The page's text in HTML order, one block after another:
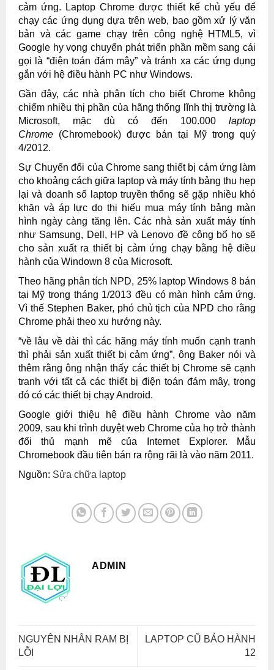
cảm ứng. Laptop Chrome được thiết kế chủ yếu để
chạy các ứng dụng dựa trên web, bao gồm xử lý văn
bản và các game chạy trên công nghệ HTML5, vì
Google hy vọng chuyển phát triển phần mềm sang cái
gọi là “điện toán đám mây” và tránh xa các ứng dụng
gắn với hệ điều hành PC như Windows.
Gần đây, các nhà phân tích cho biết Chrome không
chiếm nhiều thị phần của hãng thống lĩnh thị trường là
Microsoft, mặc dù có đến 100.000 laptop
Chrome(Chromebook) được bán tại Mỹ trong quý
4/2012.
Sự Chuyển đổi của Chrome sang thiết bị cảm ứng làm
cho khoảng cách giữa laptop và máy tính bảng thu hẹp
lại và doanh số laptop truyền thống sẽ gặp nhiều khó
khăn và áp lực do thị hiếu mua máy tính bảng màn
hình ngày càng tăng lên. Các nhà sản xuất máy tính
như Samsung, Dell, HP và Lenovo đề công bố họ sẽ
cho sản xuất ra thiết bị cảm ứng chạy bằng hệ điều
hành của Windown 8 của Microsoft.
Theo hãng phân tích NPD, 25% laptop Windows 8 bán
tại Mỹ trong tháng 1/2013 đều có màn hình cảm ứng.
Vì thế Stephen Baker, phó chủ tịch của NPD cho rằng
Chrome phải theo xu hướng này.
“về lâu về dài thì các hãng máy tính muốn cạnh tranh
thì phải sản xuất thiết bị cảm ứng”, ông Baker nói và
thêm rằng ông nhận thấy các thiết bị Chrome sẽ cạnh
tranh với tất cả các thiết bị điện toán đám mây, trong
đó có các thiết bị chạy Android.
Google giới thiệu hệ điều hành Chrome vào năm
2009, sau khi trình duyệt web Chrome của họ trở thành
đối thủ mạnh mẽ của Internet Explorer. Mẫu
Chromebook đầu tiên bán ra rộng rãi là vào năm 2011.
Nguồn: Sửa chữa laptop
ADMIN
NGUYÊN NHÂN RAM BỊ
LỖI
LAPTOP CŨ BẢO HÀNH
12